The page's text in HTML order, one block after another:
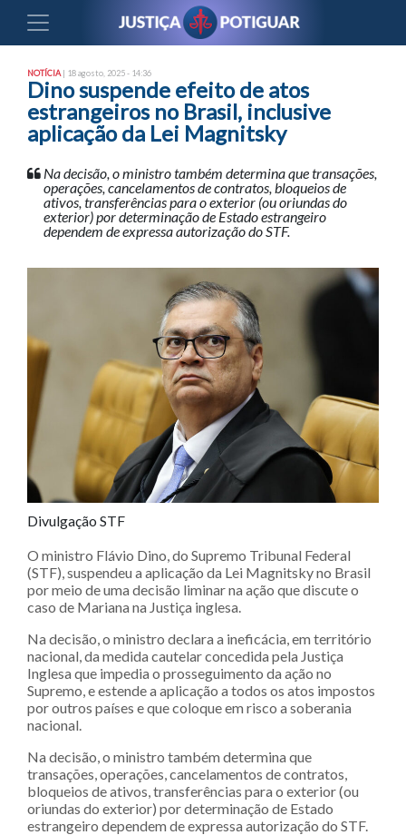
NOTÍCIA | 18 agosto, 2025 - 14:36
Dino suspende efeito de atos
estrangeiros no Brasil, inclusive
aplicação da Lei Magnitsky
Na decisão, o ministro também determina que transações,
operações, cancelamentos de contratos, bloqueios de
ativos, transferências para o exterior (ou oriundas do
exterior) por determinação de Estado estrangeiro
dependem de expressa autorização do STF.
Divulgação STF
O ministro Flávio Dino, do Supremo Tribunal Federal
(STF), suspendeu a aplicação da Lei Magnitsky no Brasil
por meio de uma decisão liminar na ação que discute o
caso de Mariana na Justiça inglesa.
Na decisão, o ministro declara a ineficácia, em território
nacional, da medida cautelar concedida pela Justiça
Inglesa que impedia o prosseguimento da ação no
Supremo, e estende a aplicação a todos os atos impostos
por outros países e que coloque em risco a soberania
nacional.
Na decisão, o ministro também determina que
transações, operações, cancelamentos de contratos,
bloqueios de ativos, transferências para o exterior (ou
oriundas do exterior) por determinação de Estado
estrangeiro dependem de expressa autorização do STF.